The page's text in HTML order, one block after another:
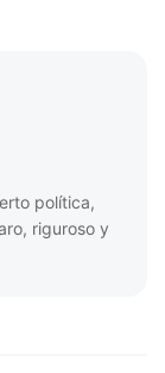
política,
riguroso y